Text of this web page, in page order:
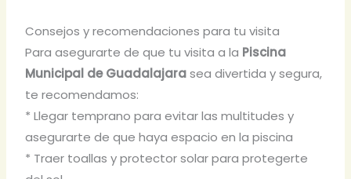
Consejos y recomendaciones para tu visita
Para asegurarte de que tu visita a la Piscina
Municipal de Guadalajarasea divertida y segura,
te recomendamos:
* Llegar temprano para evitar las multitudes y
asegurarte de que haya espacio en la piscina
* Traer toallas y protector solar para protegerte